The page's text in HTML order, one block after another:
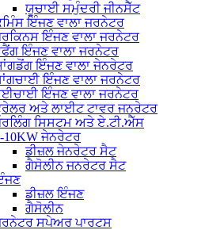
ਯੂਚਾਈ ਸਮੁੰਦਰੀ ਜੀਨਸੈੱਟ
ਇੰਜਣ ਵਾਲਾ ਜਰਨੇਟਰ
ਇੰਜਣ ਵਾਲਾ ਜਰਨੇਟਰ
ਇੰਜਣ ਵਾਲਾ ਜਰਨੇਟਰ
ਇੰਜਣ ਵਾਲਾ ਜੇਨਰੇਟਰ
ਇੰਜਣ ਵਾਲਾ ਜਰਨੇਟਰ
ਇੰਜਣ ਵਾਲਾ ਜਰਨੇਟਰ
ਅਤੇ ਲਾਈਟ ਟਾਵਰ ਜਨਰੇਟਰ
ਸਿਸਟਮ ਅਤੇ ਏ.ਟੀ.ਐੱਸ
10KW ਜੇਨਰੇਟਰ
ਡੀਜ਼ਲ ਜੇਨਰੇਟਰ ਸੈਟ
ਗੈਸੋਲੀਨ ਜਨਰੇਟਰ ਸੈਟ
ਡੀਜ਼ਲ ਇੰਜਣ
ਗੈਸੋਲੀਨ
ਸਪੇਅਰ ਪਾਰਟਸ